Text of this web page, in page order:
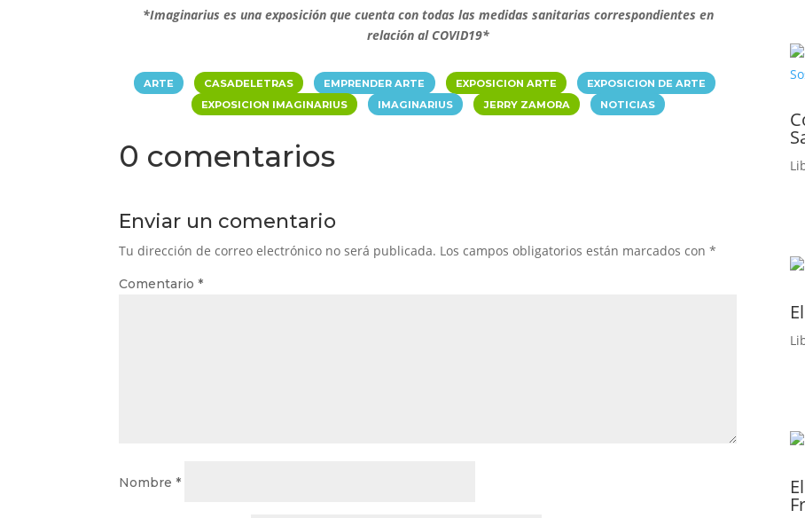
*Imaginarius es una exposición que cuenta con todas las medidas sanitarias correspondientes en
relación al COVID19*
ARTE | CASADELETRAS | EMPRENDER ARTE | EXPOSICION ARTE EXPOSICION DE ARTE
EXPOSICION IMAGINARIUS | IMAGINARIUS | JERRY ZAMORA | NOTICIAS
0 comentarios
Enviar un comentario
Tu dirección de correo electrónico no será publicada. Los campos obligatorios están marcados con*
Comentario*
Nombre*